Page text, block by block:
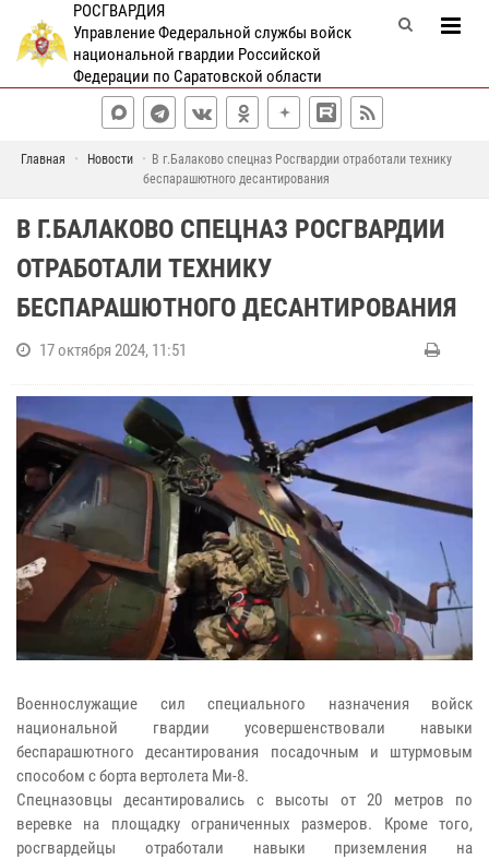
РОСГВАРДИЯ
Управление Федеральной службы войск
национальной гвардии Российской
Федерации по Саратовской области
Главная Новости
В г.Балаково спецназ Росгвардии отработали технику
беспарашютного десантирования
В Г.БАЛАКОВО СПЕЦНАЗ РОСГВАРДИИ
ОТРАБОТАЛИ ТЕХНИКУ
БЕСПАРАШЮТНОГО ДЕСАНТИРОВАНИЯ
17 октября 2024, 11:51
Военнослужащие сил специального назначения войск
национальной гвардии усовершенствовали навыки
беспарашютного десантирования посадочным и штурмовым
способом с борта вертолета Ми-8.
Спецназовцы десантировались с высоты от 20 метров по
веревке на площадку ограниченных размеров. Кроме того,
росгвардейцы отработали навыки приземления на